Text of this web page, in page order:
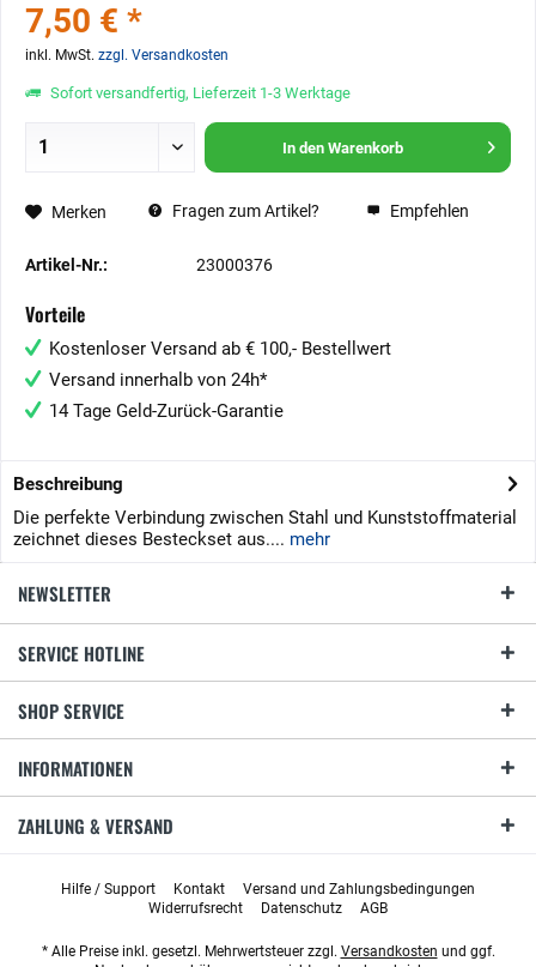
7,50 € *
inkl. MwSt. zzgl. Versandkosten
Sofort versandfertig, Lieferzeit 1-3 Werktage
In den Warenkorb
Merken Fragen zum Artikel? Empfehlen
Artikel-Nr.: 23000376
Vorteile
Kostenloser Versand ab € 100,- Bestellwert
Versand innerhalb von 24h*
14 Tage Geld-Zurück-Garantie
Beschreibung
Die perfekte Verbindung zwischen Stahl und Kunststoffmaterial
zeichnet dieses Besteckset aus.... mehr
NEWSLETTER
SERVICE HOTLINE
SHOP SERVICE
INFORMATIONEN
ZAHLUNG & VERSAND
Hilfe / Support Kontakt
Versand und Zahlungsbedingungen
Widerrufsrecht
Datenschutz AGB
* Alle Preise inkl. gesetzl. Mehrwertsteuer zzgl. Versandkosten und ggf.